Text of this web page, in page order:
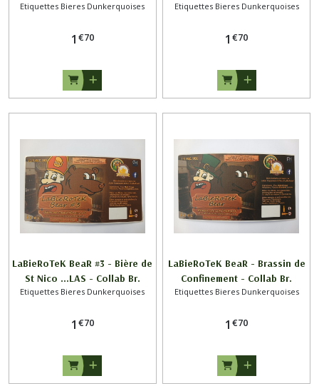
CAPPELAERE x LaBieRoTeK DK
Etiquettes Bieres Dunkerquoises
1 €70
CAPPELAERE x LaBieRoTeK DK
Etiquettes Bieres Dunkerquoises
1 €70
LaBieRoTeK BeaR #3 - Bière de
St Nico ...LAS - Collab Br.
CAPPELAERE x LaBieRoTeK DK
Etiquettes Bieres Dunkerquoises
1 €70
LaBieRoTeK BeaR - Brassin de
Confinement - Collab Br.
CAPPELAERE x LaBieRoTeK DK
Etiquettes Bieres Dunkerquoises
1 €70